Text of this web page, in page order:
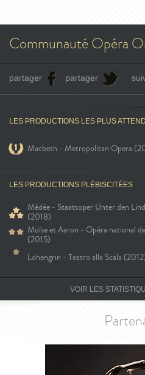
Communauté Opéra
partager partager
LES PRODUCTIONS LES PLUS
Macbeth - Metropolitan Opera
LES PRODUCTIONS PLÉBISCITÉES
Médée - Staatsoper Unter den
(2018)
Moïse et Aaron - Opéra national
(2015)
Lohengrin - Teatro alla Scala
VOIR LES